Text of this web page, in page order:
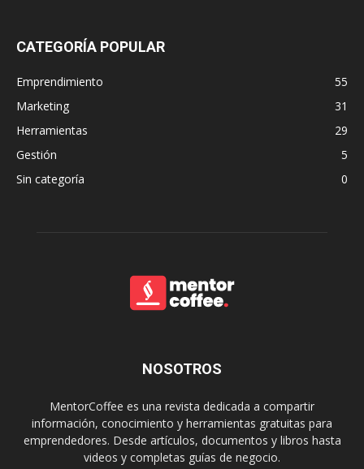
CATEGORÍA POPULAR
Emprendimiento
55
Marketing
31
Herramientas
29
Gestión
5
Sin categoría
0
NOSOTROS
MentorCoffee es una revista dedicada a compartir
información, conocimiento y herramientas gratuitas para
emprendedores. Desde artículos, documentos y libros hasta
videos y completas guías de negocio.